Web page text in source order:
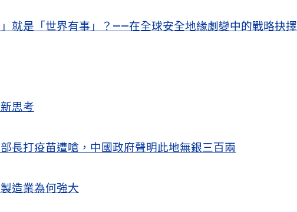
就是「世界有事」？——在全球安全地緣劇變中的戰略抉擇
思考
長打疫苗遭嗆，中國政府聲明此地無銀三百兩
造業為何強大